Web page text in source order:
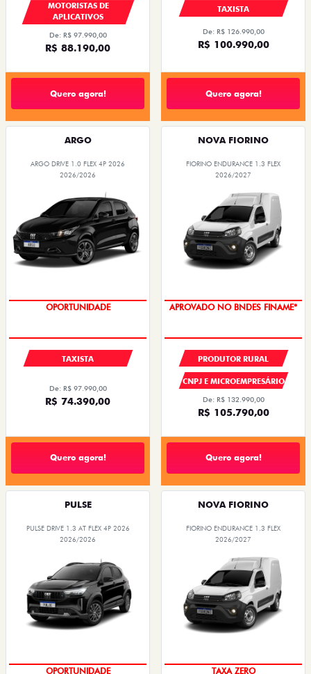
MOTORISTAS DE
APLICATIVOS
De: R$ 97.990,00
R$ 88.190,00
Quero agora!
TAXISTA
De: R$ 126.990,00
R$ 100.990,00
Quero agora!
ARGO
ARGO DRIVE 1.0 FLEX 4P 2026
2026/2026
OPORTUNIDADE
TAXISTA
De: R$ 97.990,00
R$ 74.390,00
Quero agora!
NOVA FIORINO
FIORINO ENDURANCE 1.3 FLEX
2026/2027
APROVADO NO BNDES FINAME*
PRODUTOR RURAL
CNPJ E MICROEMPRESÁRIO
De: R$ 132.990,00
R$ 105.790,00
Quero agora!
PULSE
PULSE DRIVE 1.3 AT FLEX 4P 2026
2026/2026
OPORTUNIDADE
NOVA FIORINO
FIORINO ENDURANCE 1.3 FLEX
2026/2027
TAXA ZERO